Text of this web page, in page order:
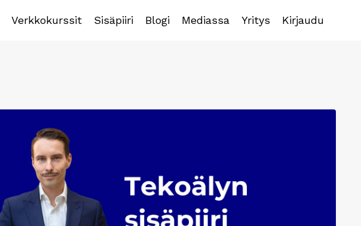
Verkkokurssit Sisäpiiri Blogi Mediassa Yritys Kirjaudu